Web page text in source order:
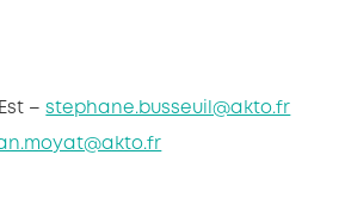
–stephane.busseuil@akto.fr